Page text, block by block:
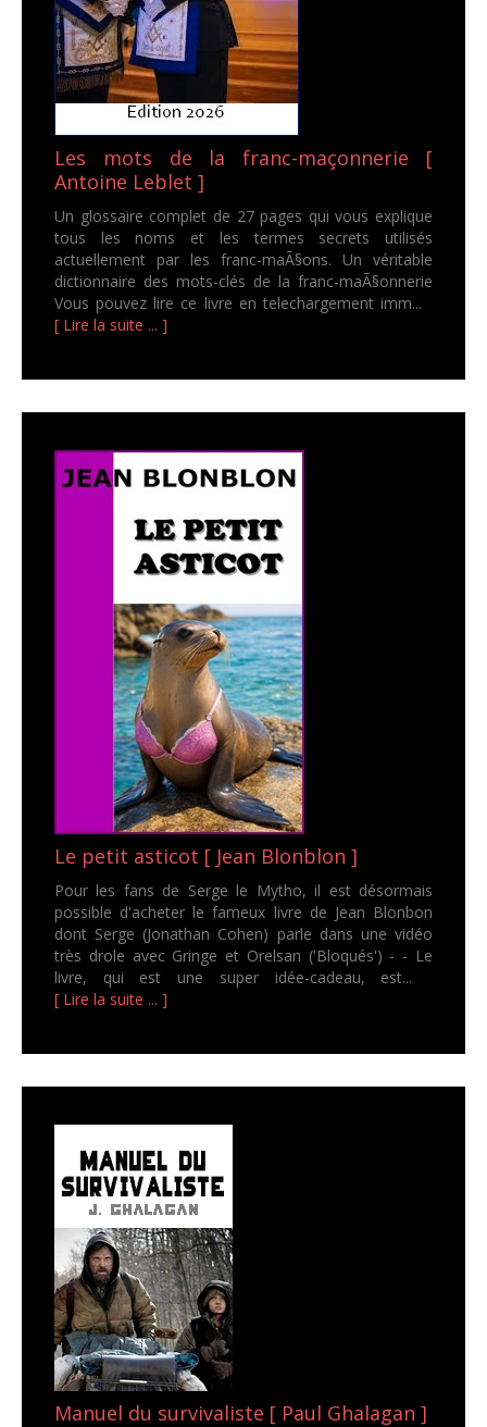
Les mots de la franc-maçonnerie [
Antoine Leblet ]
Un glossaire complet de 27 pages qui vous explique
tous les noms et les termes secrets utilisés
actuellement par les franc-maÃ§ons. Un véritable
dictionnaire des mots-clés de la franc-maÃ§onnerie
Vous pouvez lire ce livre en telechargement imm...
[ Lire la suite ... ]
Le petit asticot [ Jean Blonblon ]
Pour les fans de Serge le Mytho, il est désormais
possible d'acheter le fameux livre de Jean Blonbon
dont Serge (Jonathan Cohen) parle dans une vidéo
très drole avec Gringe et Orelsan ('Bloqués') - - Le
livre, qui est une super idée-cadeau, est...
[ Lire la suite ... ]
Manuel du survivaliste [ Paul Ghalagan ]